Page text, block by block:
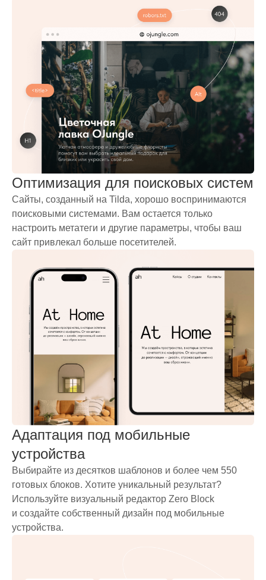
Оптимизация для поисковых систем
Сайты, созданный на Tilda, хорошо воспринимаются
поисковыми системами. Вам остается только
настроить метатеги и другие параметры, чтобы ваш
сайт привлекал больше посетителей.
Адаптация под мобильные
устройства
Выбирайте из десятков шаблонов и более чем 550
готовых блоков. Хотите уникальный результат?
Используйте визуальный редактор Zero Block
и создайте собственный дизайн под мобильные
устройства.